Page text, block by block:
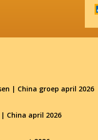
| China groep april 2026
China april 2026